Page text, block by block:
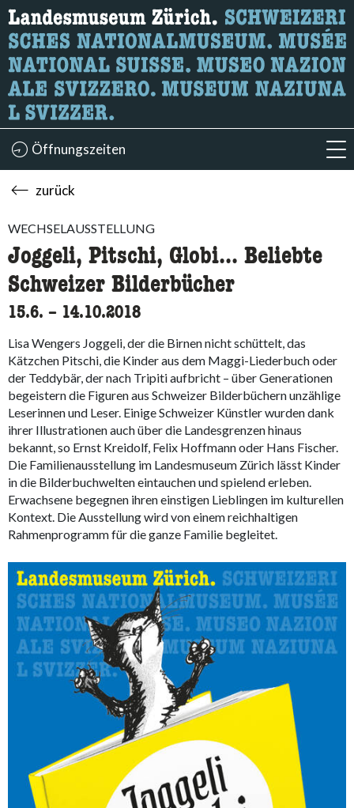
Wonach suchen Sie?
Hier können Sie nach Inhalten der Seite suchen.
Öffnungszeiten
zurück
WECHSELAUSSTELLUNG
Joggeli, Pitschi, Globi... Beliebte
Schweizer Bilderbücher
15.6. accessibility.time_to
– 14.10.2018
Lisa Wengers Joggeli, der die Birnen nicht schüttelt, das
Kätzchen Pitschi, die Kinder aus dem Maggi-Liederbuch oder
der Teddybär, der nach Tripiti aufbricht – über Generationen
begeistern die Figuren aus Schweizer Bilderbüchern unzählige
Leserinnen und Leser. Einige Schweizer Künstler wurden dank
ihrer Illustrationen auch über die Landesgrenzen hinaus
bekannt, so Ernst Kreidolf, Felix Hoffmann oder Hans Fischer.
Die Familienausstellung im Landesmuseum Zürich lässt Kinder
in die Bilderbuchwelten eintauchen und spielend erleben.
Erwachsene begegnen ihren einstigen Lieblingen im kulturellen
Kontext. Die Ausstellung wird von einem reichhaltigen
Rahmenprogramm für die ganze Familie begleitet.